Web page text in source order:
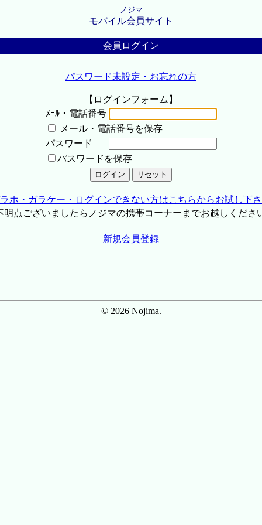
ノジマ
モバイル会員サイト
会員ログイン
パスワード未設定・お忘れの方
【ログインフォーム】
ﾒｰﾙ・電話番号
メール・電話番号を保存
パスワード
パスワードを保存
ホ・ガラケー・ログインできない方はこちらからお試し下
点ございましたらノジマの携帯コーナーまでお越しくださ
新規会員登録
© 2026 Nojima.